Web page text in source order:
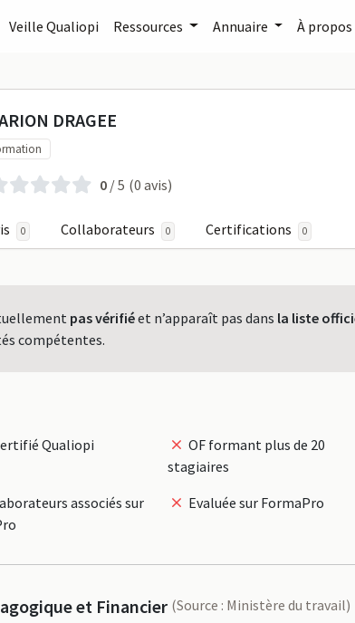
Veille Qualiopi Ressources Annuaire À propos
MARION DRAGEE
DRAGEE
0 / 5 (0 avis)
0 Collaborateurs 0 Certifications 0
pas vérifiéet n’apparaît pas dans la liste
compétentes.
Qualiopi
OF formant plus de 20
stagiaires
associés sur
Evaluée sur FormaPro
et Financier (Source : Ministère du travail)